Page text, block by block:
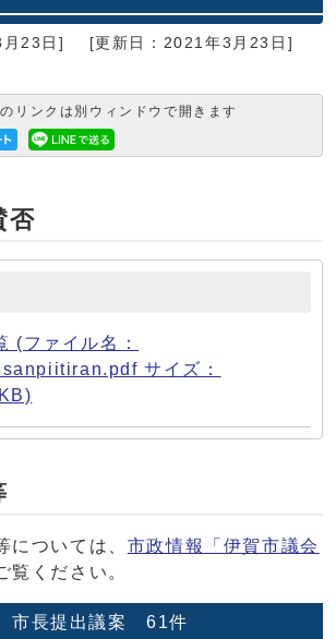
23日]
[更新日：2021年3月23日]
リンクは別ウィンドウで開きます
否
(ファイル名：
サイズ：
については、 市政情報「伊賀市議会
覧ください。
市長提出議案 61件